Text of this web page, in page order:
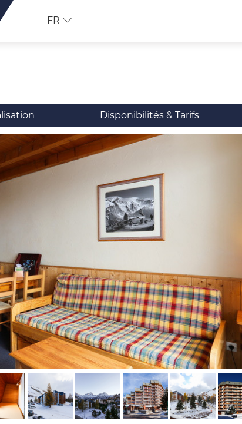
FR
Disponibilités & Tarifs